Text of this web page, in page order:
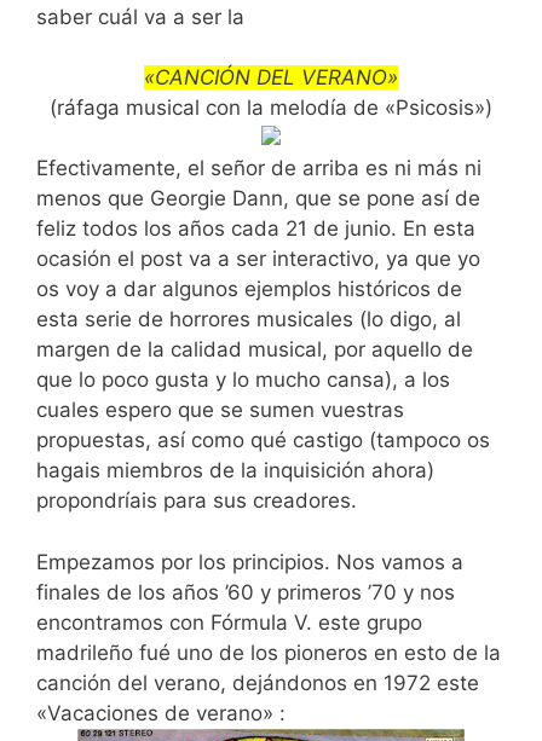
saber cuál va a ser la
«CANCIÓN DEL VERANO»
(ráfaga musical con la melodía de «Psicosis»)
Efectivamente, el señor de arriba es ni más ni
menos que Georgie Dann, que se pone así de
feliz todos los años cada 21 de junio. En esta
ocasión el post va a ser interactivo, ya que yo
os voy a dar algunos ejemplos históricos de
esta serie de horrores musicales (lo digo, al
margen de la calidad musical, por aquello de
que lo poco gusta y lo mucho cansa), a los
cuales espero que se sumen vuestras
propuestas, así como qué castigo (tampoco os
hagais miembros de la inquisición ahora)
propondríais para sus creadores.
Empezamos por los principios. Nos vamos a
finales de los años ’60 y primeros ’70 y nos
encontramos con Fórmula V. este grupo
madrileño fué uno de los pioneros en esto de la
canción del verano, dejándonos en 1972 este
«Vacaciones de verano» :